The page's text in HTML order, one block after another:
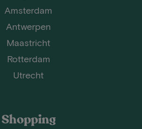
Amsterdam
Antwerpen
Maastricht
Rotterdam
Utrecht
Shopping